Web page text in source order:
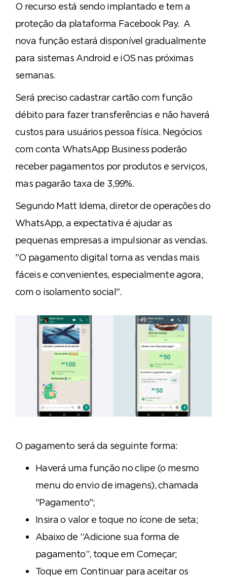
O recurso está sendo implantado e tem a
proteção da plataforma Facebook Pay. A
nova função estará disponível gradualmente
para sistemas Android e iOS nas próximas
semanas.
Será preciso cadastrar cartão com função
débito para fazer transferências e não haverá
custos para usuários pessoa física. Negócios
com conta WhatsApp Business poderão
receber pagamentos por produtos e serviços,
mas pagarão taxa de 3,99%.
Segundo Matt Idema, diretor de operações do
WhatsApp, a expectativa é ajudar as
pequenas empresas a impulsionar as vendas.
"O pagamento digital torna as vendas mais
fáceis e convenientes, especialmente agora,
com o isolamento social".
O pagamento será da seguinte forma:
Haverá uma função no clipe (o mesmo
menu do envio de imagens), chamada
"Pagamento";
Insira o valor e toque no ícone de seta;
Abaixo de “Adicione sua forma de
pagamento”, toque em Começar;
Toque em Continuar para aceitar os